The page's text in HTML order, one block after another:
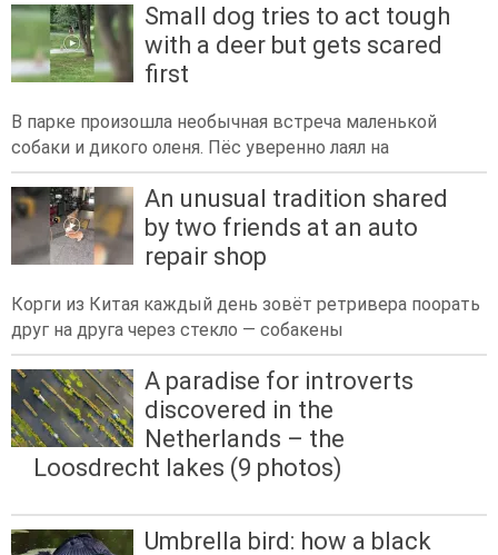
Small dog tries to act tough
with a deer but gets scared
first
В парке произошла необычная встреча маленькой
собаки и дикого оленя. Пёс уверенно лаял на
An unusual tradition shared
by two friends at an auto
repair shop
Корги из Китая каждый день зовёт ретривера поорать
друг на друга через стекло — собакены
A paradise for introverts
discovered in the
Netherlands – the
Loosdrecht lakes (9 photos)
Umbrella bird: how a black